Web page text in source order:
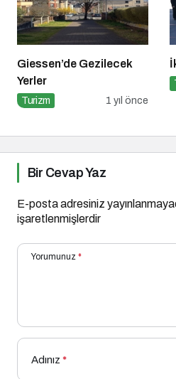
Giessen’de Gezilecek
Yerler
Turizm 1 yıl önce
Bir Cevap Yaz
E-posta adresiniz
işaretlenmişlerdir
Yorumunuz *
Adınız *